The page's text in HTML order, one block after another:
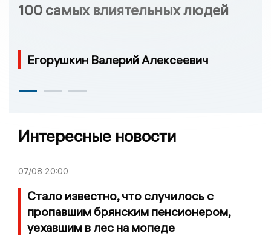
100 самых влиятельных людей
Егорушкин Валерий Алексеевич
Интересные новости
07/08 20:00
Стало известно, что случилось с
пропавшим брянским пенсионером,
уехавшим в лес на мопеде